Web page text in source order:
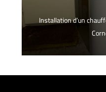
Installation d’un